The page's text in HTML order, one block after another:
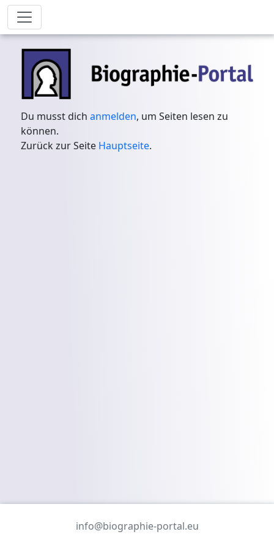
Du musst dichanmelden, um Seiten lesen zu
können.
Zurück zur Seite Hauptseite.
info@biographie-portal.eu